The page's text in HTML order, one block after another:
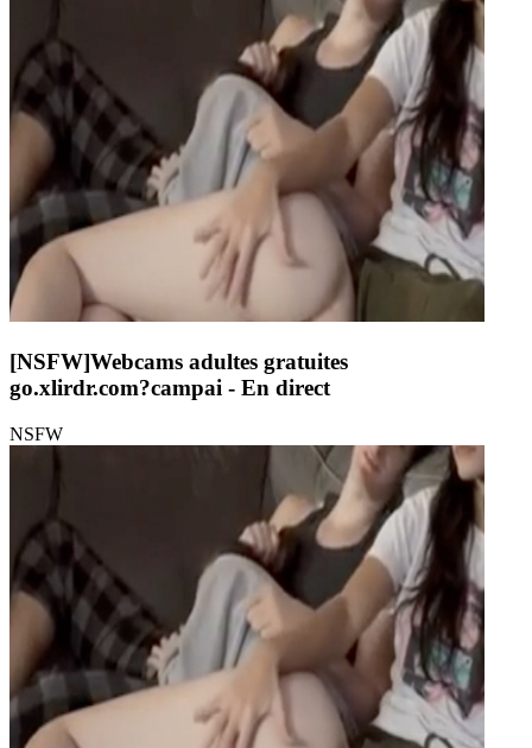
[NSFW]Webcams adultes gratuites
go.xlirdr.com?campai - En direct
NSFW